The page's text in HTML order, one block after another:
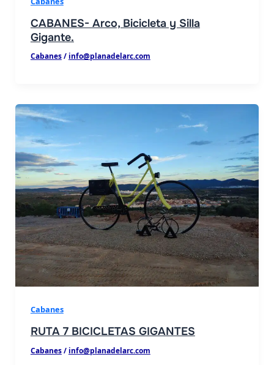
CABANES- Arco, Bicicleta y Silla
Gigante.
Cabanes/ info@planadelarc.com
Cabanes
RUTA 7 BICICLETAS GIGANTES
Cabanes/ info@planadelarc.com